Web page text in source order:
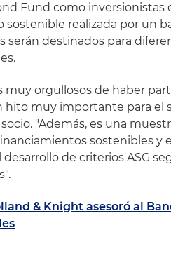
Fund como inversionistas
sostenible realizada por un
serán destinados para
muy orgullosos de haber
hito muy importante para el
"Además, es una
sostenibles y
desarrollo de criterios ASG
& Knight asesoró al